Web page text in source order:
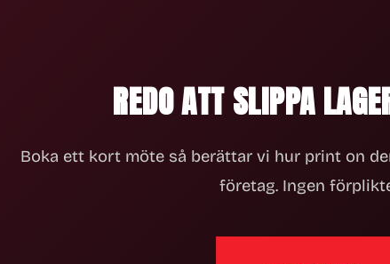
REDO ATT SLIPPA
Boka ett kort möte så berättar vi hur print on
företag. Ingen